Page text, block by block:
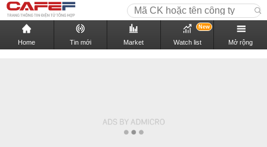
Home Tin mới Market Watch list
New
Mở rộng